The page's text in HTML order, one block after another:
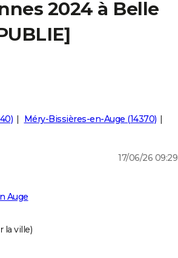
2024 à Belle
Méry-Bissières-en-Auge (14370)
17/06/26 09:29
Auge
la ville)